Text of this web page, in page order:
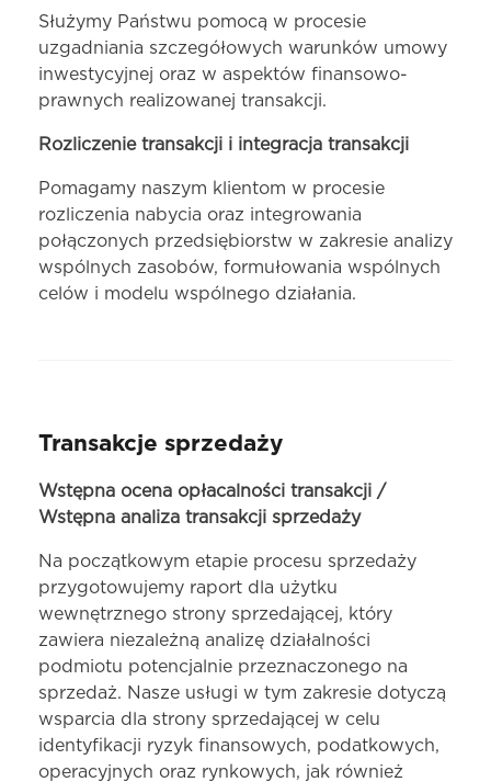
Służymy Państwu pomocą w procesie
uzgadniania szczegółowych warunków umowy
inwestycyjnej oraz w aspektów finansowo-
prawnych realizowanej transakcji.
Rozliczenie transakcji i integracja transakcji
Pomagamy naszym klientom w procesie
rozliczenia nabycia oraz integrowania
połączonych przedsiębiorstw w zakresie analizy
wspólnych zasobów, formułowania wspólnych
celów i modelu wspólnego działania.
Transakcje sprzedaży
Wstępna ocena opłacalności transakcji /
Wstępna analiza transakcji sprzedaży
Na początkowym etapie procesu sprzedaży
przygotowujemy raport dla użytku
wewnętrznego strony sprzedającej, który
zawiera niezależną analizę działalności
podmiotu potencjalnie przeznaczonego na
sprzedaż. Nasze usługi w tym zakresie dotyczą
wsparcia dla strony sprzedającej w celu
identyfikacji ryzyk finansowych, podatkowych,
operacyjnych oraz rynkowych, jak również